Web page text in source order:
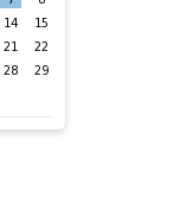
10-01-2024
14
15
21
22
28
29